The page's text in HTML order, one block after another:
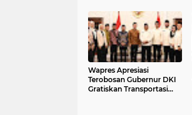
Wapres Apresiasi
Terobosan Gubernur DKI
Gratiskan Transportasi